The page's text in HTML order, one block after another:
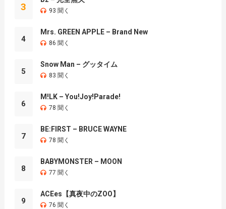
3 93 聞く
4
Mrs. GREEN APPLE – Brand New
86 聞く
5
Snow Man – グッタイム
83 聞く
6
M!LK – You!Joy!Parade!
78 聞く
7
BE:FIRST – BRUCE WAYNE
78 聞く
8
BABYMONSTER – MOON
77 聞く
9
ACEes【真夜中のZOO】
76 聞く